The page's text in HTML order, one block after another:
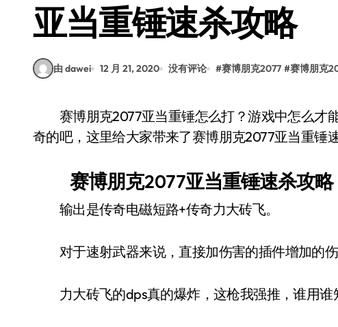
亚当重锤速杀攻略
由 dawei 12 月 21, 2020 没有评论 #赛博朋克2077 #赛博朋克
赛博朋克2077亚当重锤怎么打？游戏中怎么才能速杀最终BOSS亚当重锤相信小伙伴们都好
奇的吧，这里给大家带来了赛博朋克2077亚当重锤
赛博朋克2077亚当重锤速杀攻略
输出是传奇电磁短路+传奇力大砖飞。
对于速射武器来说，直接加伤害的插件增加的伤
力大砖飞的dps真的爆炸，这枪我强推，谁用谁